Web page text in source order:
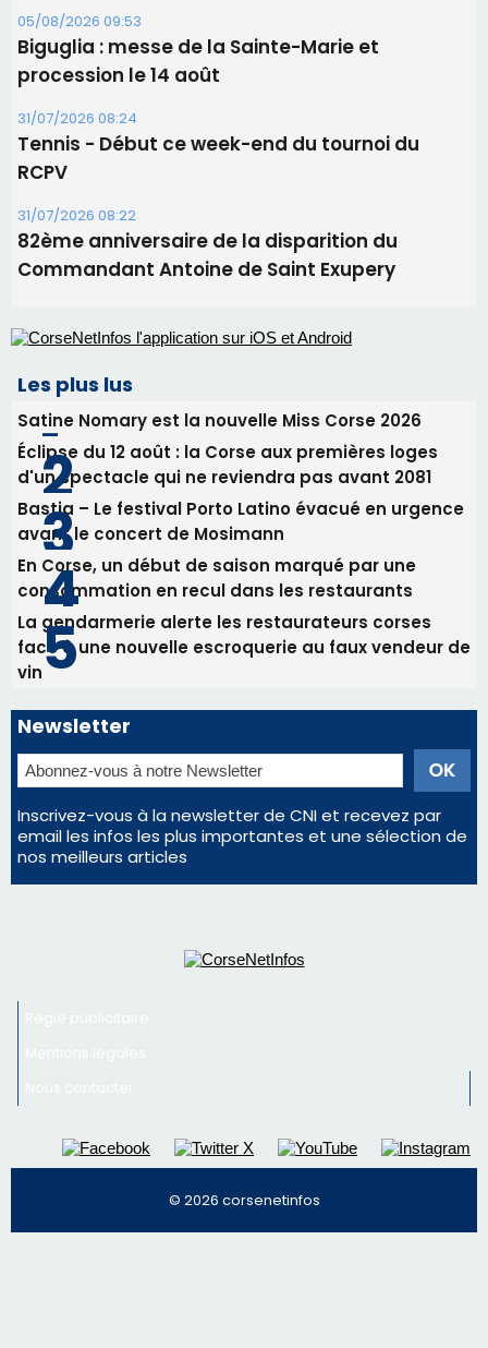
31/07/2026 08:22
82ème anniversaire de la disparition du
Commandant Antoine de Saint Exupery
Les plus lus
Satine Nomary est la nouvelle Miss Corse 2026
Éclipse du 12 août : la Corse aux premières loges
d'un spectacle qui ne reviendra pas avant 2081
avant le concert de Mosimann
consommation en recul dans les restaurants
La gendarmerie alerte les restaurateurs corses
face à une nouvelle escroquerie au faux vendeur de
vin
Newsletter
Inscrivez-vous à la newsletter de CNI et recevez par
email les infos les plus importantes et une sélection de
nos meilleurs articles
Régie publicitaire
Mentions légales
Nous contacter